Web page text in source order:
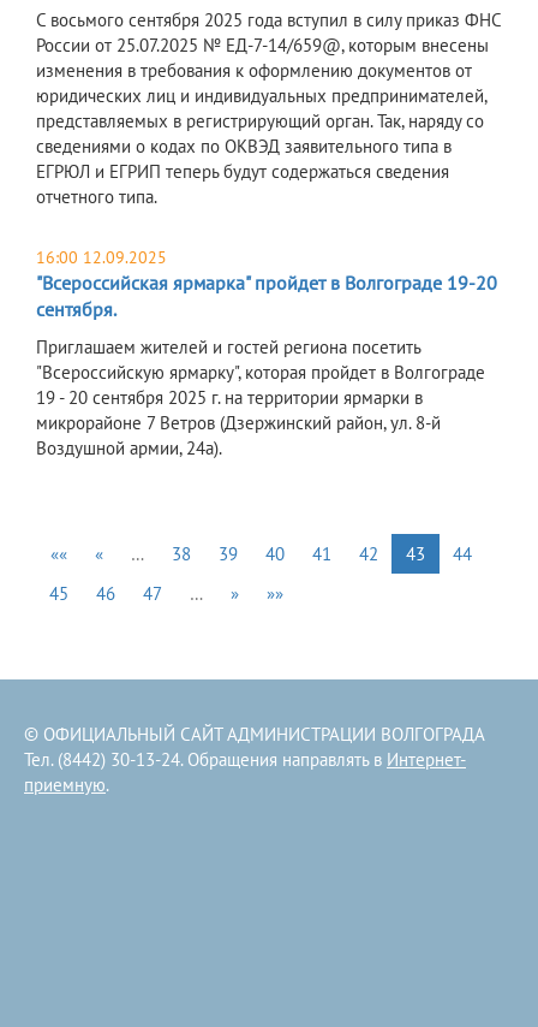
С восьмого сентября 2025 года вступил в силу приказ ФНС
России от 25.07.2025 № ЕД-7-14/659@, которым внесены
изменения в требования к оформлению документов от
юридических лиц и индивидуальных предпринимателей,
представляемых в регистрирующий орган. Так, наряду со
сведениями о кодах по ОКВЭД заявительного типа в
ЕГРЮЛ и ЕГРИП теперь будут содержаться сведения
отчетного типа.
16:00 12.09.2025
"Всероссийская ярмарка" пройдет в Волгограде 19-20
сентября.
Приглашаем жителей и гостей региона посетить
"Всероссийскую ярмарку", которая пройдет в Волгограде
19 - 20 сентября 2025 г. на территории ярмарки в
микрорайоне 7 Ветров (Дзержинский район, ул. 8-й
Воздушной армии, 24а).
«« « … 38 39 40 41 42 43
44
45
46 47 … » »»
© ОФИЦИАЛЬНЫЙ САЙТ АДМИНИСТРАЦИИ ВОЛГОГРАДА
Тел. (8442) 30-13-24. Обращения направлять в Интернет-
приемную.